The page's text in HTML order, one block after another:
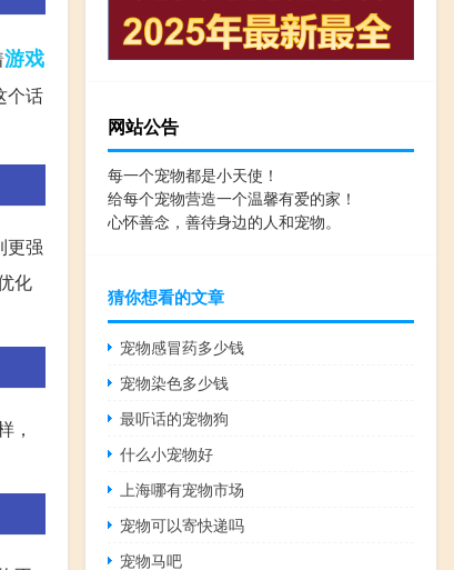
游戏
个话
更强
化
，
网站公告
每一个宠物都是小天使！
给每个宠物营造一个温馨有爱的家！
心怀善念，善待身边的人和宠物。
猜你想看的文章
宠物感冒药多少钱
宠物染色多少钱
最听话的宠物狗
什么小宠物好
上海哪有宠物市场
宠物可以寄快递吗
宠物马吧